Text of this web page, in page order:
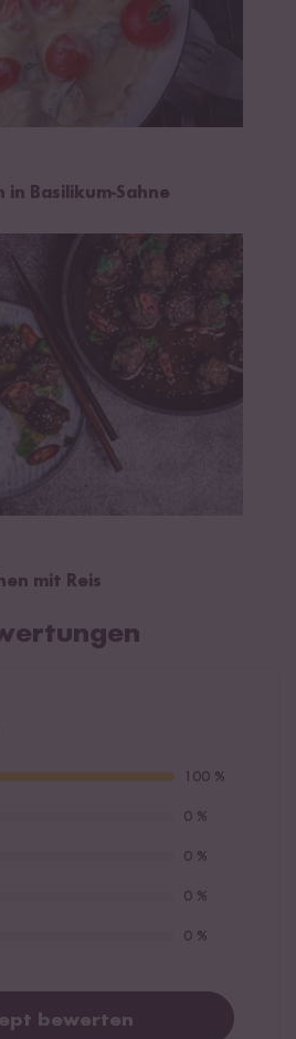
in Basilikum-Sahne
mit Reis
100 %
0 %
0 %
0 %
0 %
bewerten